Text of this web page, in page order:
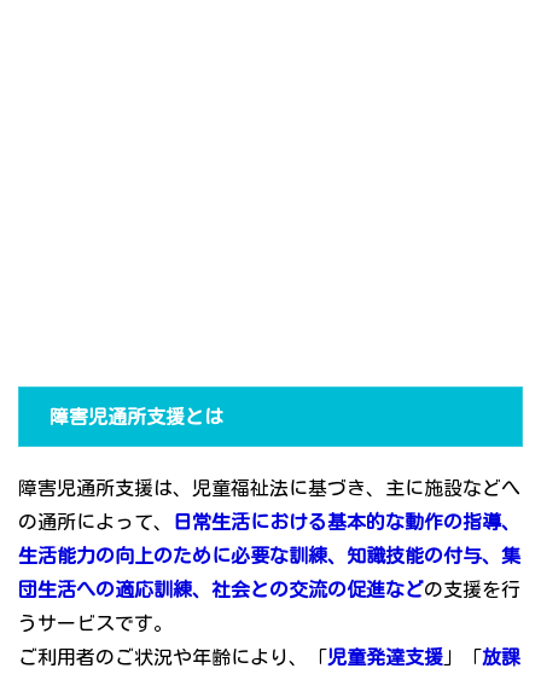
障害児通所支援とは
障害児通所支援は、児童福祉法に基づき、主に施設などへ
の通所によって、
日常生活における基本的な動作の指導、
生活能力の向上のために必要な訓練、知識技能の付与、集
団生活への適応訓練、社会との交流の促進などの支援を行
うサービスです。
ご利用者のご状況や年齢により、「児童発達支援 」「放課